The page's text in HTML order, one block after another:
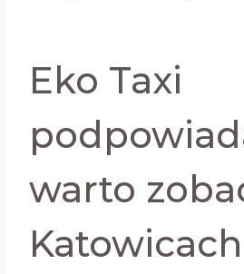
Eko Taxi
warto